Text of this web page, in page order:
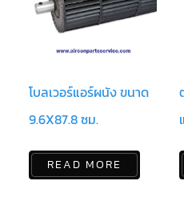
โบลเวอร์แอร์ผนัง ขนาด
9.6X87.8 ซม.
READ MORE